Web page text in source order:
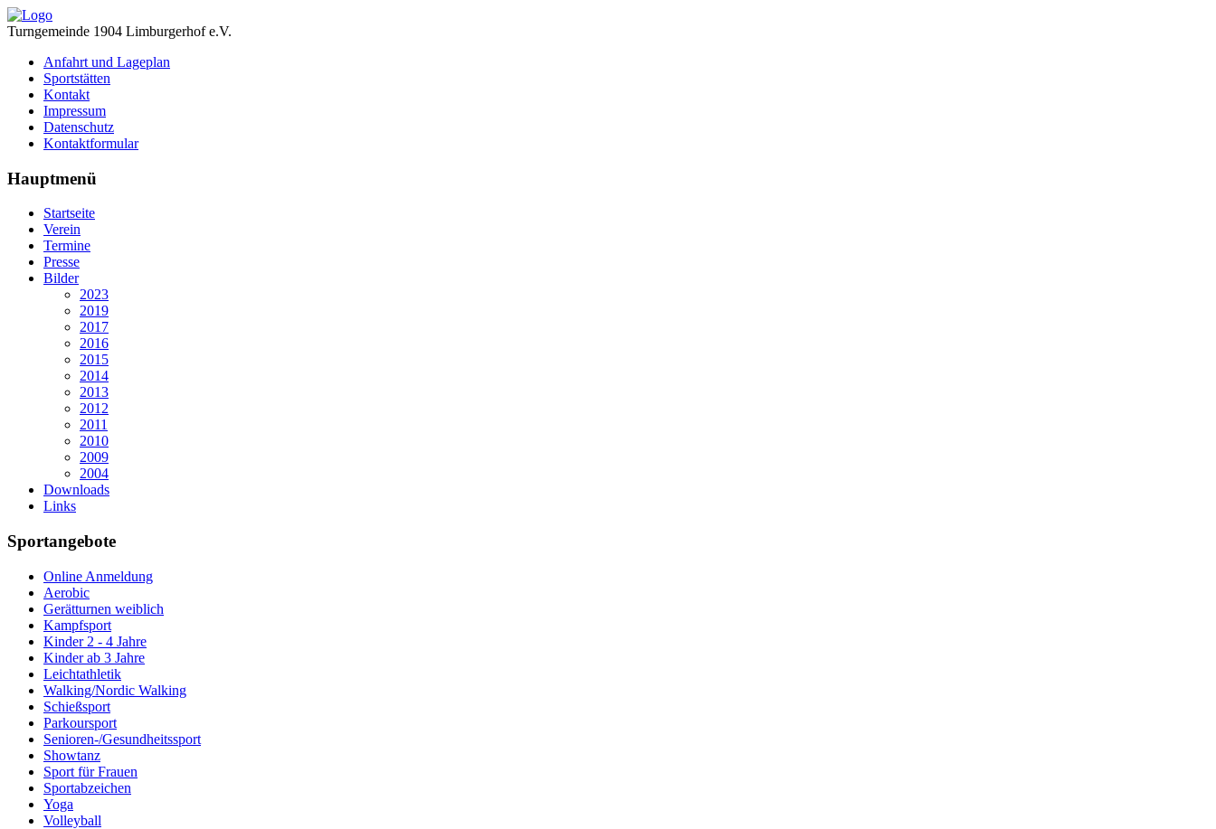
Turngemeinde 1904 Limburgerhof e.V.
Anfahrt und Lageplan
Sportstätten
Kontakt
Impressum
Datenschutz
Kontaktformular
Hauptmenü
Startseite
Verein
Termine
Presse
Bilder
2023
2019
2017
2016
2015
2014
2013
2012
2011
2010
2009
2004
Downloads
Links
Sportangebote
Online Anmeldung
Aerobic
Gerätturnen weiblich
Kampfsport
Kinder 2 - 4 Jahre
Kinder ab 3 Jahre
Leichtathletik
Walking/Nordic Walking
Schießsport
Parkoursport
Senioren-/Gesundheitssport
Showtanz
Sport für Frauen
Sportabzeichen
Yoga
Volleyball